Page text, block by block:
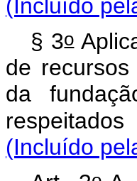
(Incluído
§ 3o
de
da
(Incluído